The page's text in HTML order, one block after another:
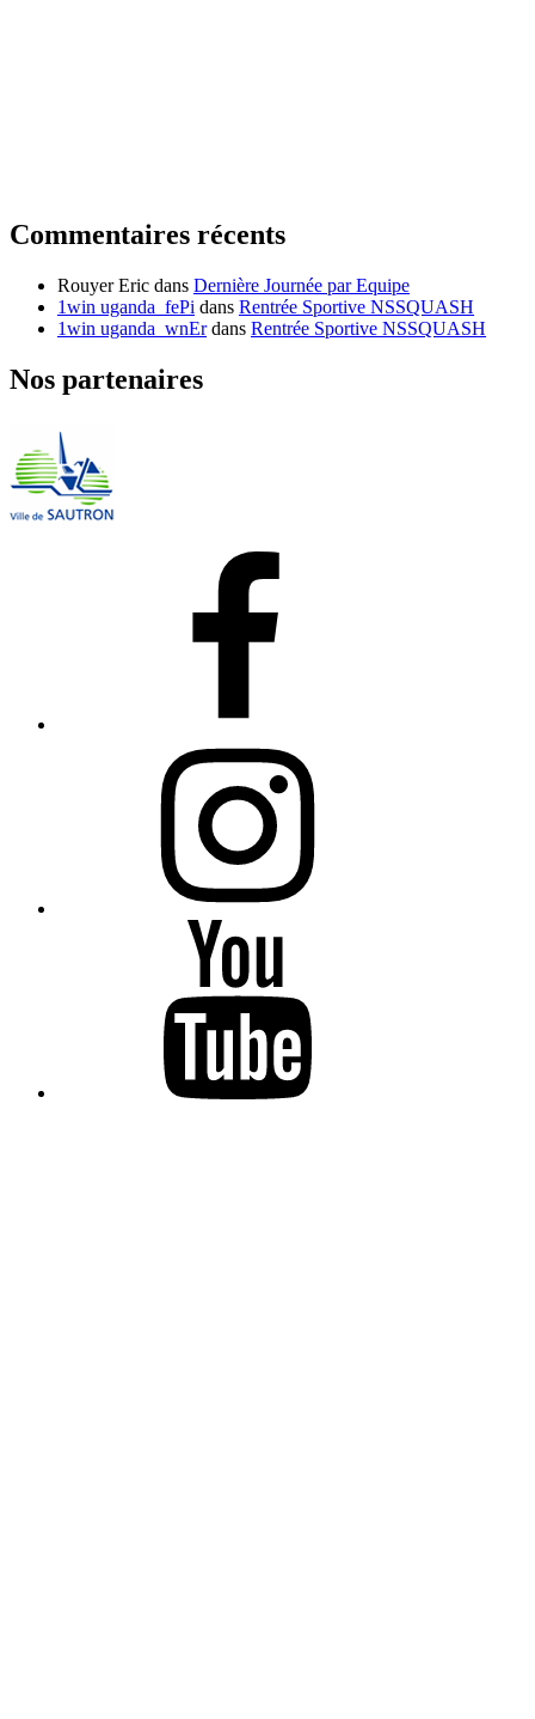
Commentaires récents
Rouyer Eric dans Dernière Journée par Equipe
1win uganda_fePi dans Rentrée Sportive NSSQUASH
1win uganda_wnErdans Rentrée Sportive NSSQUASH
Nos partenaires